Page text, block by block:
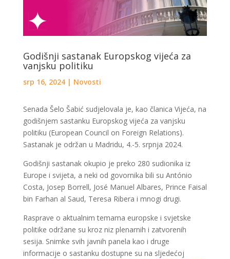
Godišnji sastanak Europskog vijeća za
vanjsku politiku
srp 16, 2024| Novosti
Senada Šelo Šabić sudjelovala je, kao članica Vijeća, na
godišnjem sastanku Europskog vijeća za vanjsku
politiku (European Council on Foreign Relations).
Sastanak je održan u Madridu, 4.-5. srpnja 2024.
Godišnji sastanak okupio je preko 280 sudionika iz
Europe i svijeta, a neki od govornika bili su António
Costa, Josep Borrell, José Manuel Albares, Prince Faisal
bin Farhan al Saud, Teresa Ribera i mnogi drugi.
Rasprave o aktualnim temama europske i svjetske
politike održane su kroz niz plenarnih i zatvorenih
sesija. Snimke svih javnih panela kao i druge
informacije o sastanku dostupne su na sljedećoj